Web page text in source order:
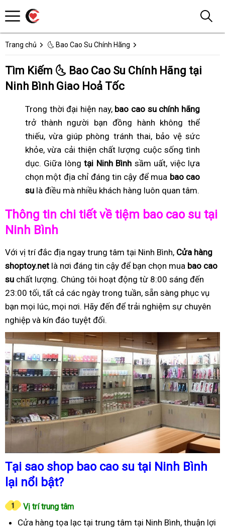
Trang chủ 🌜 Bao Cao Su Chính Hãng
Tìm Kiếm 🌜 Bao Cao Su Chính Hãng tại
Ninh Bình Giao Hoả Tốc
Trong thời đại hiện nay, bao cao su chính hãng
trở thành người bạn đồng hành không thể
thiếu, vừa giúp phòng tránh thai, bảo vệ sức
khỏe, vừa cải thiện chất lượng cuộc sống tình
dục. Giữa lòngtại Ninh Bình sầm uất, việc lựa
chọn một địa chỉ đáng tin cậy để mua bao cao
su là điều mà nhiều khách hàng luôn quan tâm.
Thông tin chi tiết về tiệm bao cao su tại
Ninh Bình
Với vị trí đắc địa ngay trung tâm tại Ninh Bình, Cửa hàng
shoptoy.net là nơi đáng tin cậy để bạn chọn mua bao cao
su chất lượng. Chúng tôi hoạt động từ 8:00 sáng đến
23:00 tối, tất cả các ngày trong tuần, sẵn sàng phục vụ
bạn mọi lúc, mọi nơi. Hãy đến để trải nghiệm sự chuyên
nghiệp và kín đáo tuyệt đối.
Tại sao shop bao cao su tại Ninh Bình
lại nổi bật?
Vị trí trung tâm
Cửa hàng tọa lạc tại trung tâm tại Ninh Bình, thuận lợi